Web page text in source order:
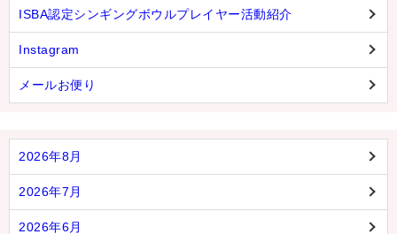
ISBA認定シンギングボウルプレイヤー活動紹介
Instagram
メールお便り
2026年8月
2026年7月
2026年6月